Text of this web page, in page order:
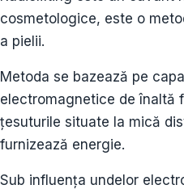
cosmetologice, este o
a pielii.
Metoda se bazează pe
electromagnetice de înaltă
țesuturile situate la mică
furnizează energie.
Sub influența undelor